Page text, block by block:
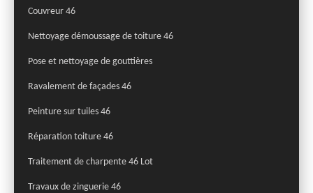
Couvreur 46
Nettoyage démoussage de toiture 46
Pose et nettoyage de gouttières
Ravalement de façades 46
Peinture sur tuiles 46
Réparation toiture 46
Traitement de charpente 46 Lot
Travaux de zinguerie 46